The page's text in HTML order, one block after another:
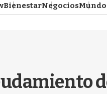
BienestarNegociosMundo